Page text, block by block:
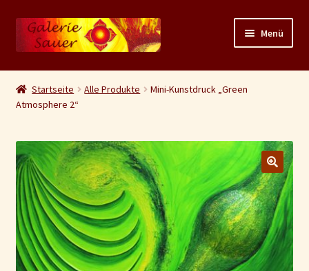
Zur
Navigation
Zum
Inhalt
Menü
Shop
Warenkorb
Kasse
AGB/Widerruf
Versand
Zahlungsarten
Startseite Alle Produkte
Mini-Kunstdruck „Green
Atmosphere 2“
🔍